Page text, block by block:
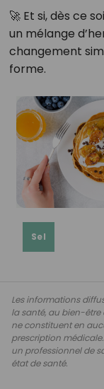
🚀 Et si, dès ce
un mélange
changement
forme.
Sel
Les informations
la santé, au bien-
ne constituent en
prescription
un professionnel de
état de santé.